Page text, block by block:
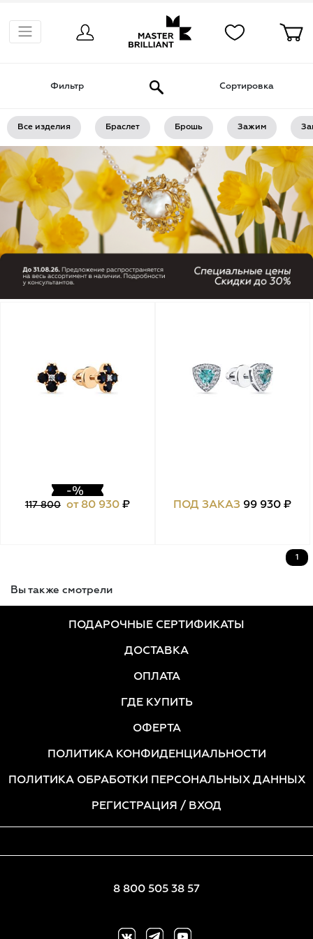
Фильтр Сортировка
Все изделия Браслет Брошь Зажим
117 800 от 80 930₽ ПОД ЗАКАЗ 99 930 ₽
1
Вы также смотрели
ПОДАРОЧНЫЕ СЕРТИФИКАТЫ
ДОСТАВКА
ОПЛАТА
ГДЕ КУПИТЬ
ОФЕРТА
ПОЛИТИКА КОНФИДЕНЦИАЛЬНОСТИ
ПОЛИТИКА ОБРАБОТКИ ПЕРСОНАЛЬНЫХ ДАННЫХ
РЕГИСТРАЦИЯ / ВХОД
8 800 505 38 57